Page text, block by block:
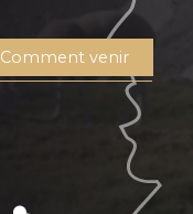
Comment venir